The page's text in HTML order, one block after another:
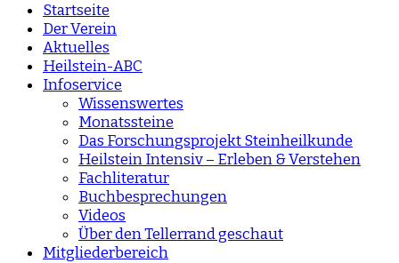
Startseite
Der Verein
Aktuelles
Heilstein-ABC
Infoservice
Wissenswertes
Monatssteine
Das Forschungsprojekt Steinheilkunde
Heilstein Intensiv – Erleben & Verstehen
Fachliteratur
Buchbesprechungen
Videos
Über den Tellerrand geschaut
Mitgliederbereich